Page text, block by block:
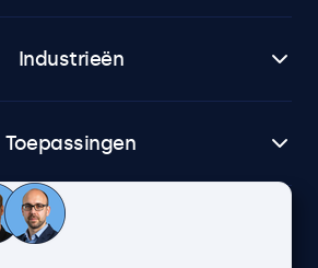
Industrieën
Toepassingen
Klantenservice